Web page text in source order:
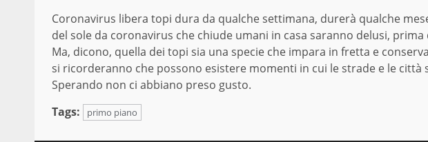
Coronavirus libera topi dura da qualche settimana, durerà qualche
del sole da coronavirus che chiude umani in casa saranno delusi,
Ma, dicono, quella dei topi sia una specie che impara in fretta e
si ricorderanno che possono esistere momenti in cui le strade e le città
Sperando non ci abbiano preso gusto.
Tags:
primo piano